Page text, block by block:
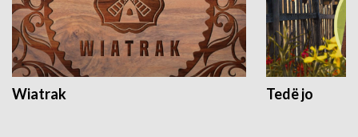
Wiatrak Tedë jo